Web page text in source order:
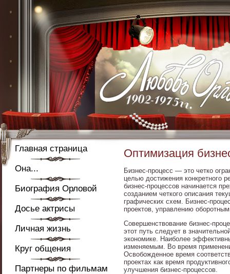
Главная страница
Она...
Биография Орловой
Досье актрисы
Личная жизнь
Круг общения
Партнеры по фильмам
Оптимизация
Бизнес-процесс — это четко
целью достижения конкретного
бизнес-процессов начинается
созданием четкого описания
графических схем. Бизнес-
проектов, управлению
Совершенствование бизнес-
этот путь следует в
экономике. Наиболее
изменяемым. Во время
Освобожденное время
проектах как время
улучшения бизнес-процессов.